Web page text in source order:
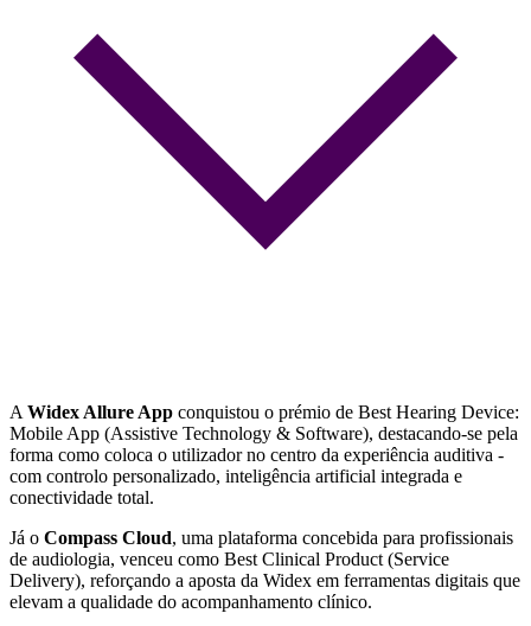
A Widex Allure App conquistou o prémio de Best Hearing Device:
Mobile App (Assistive Technology & Software), destacando-se pela
forma como coloca o utilizador no centro da experiência auditiva -
com controlo personalizado, inteligência artificial integrada e
conectividade total.
Já o Compass Cloud, uma plataforma concebida para profissionais
de audiologia, venceu como Best Clinical Product (Service
Delivery), reforçando a aposta da Widex em ferramentas digitais que
elevam a qualidade do acompanhamento clínico.